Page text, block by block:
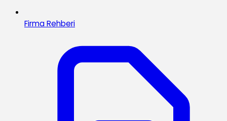
Firma Rehberi